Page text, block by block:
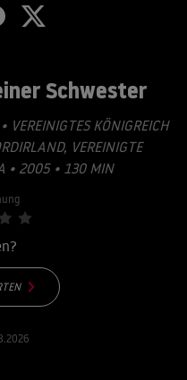
Schwester
• VEREINIGTES KÖNIGREICH
VEREINIGTE S
• 2005 • 130 MIN